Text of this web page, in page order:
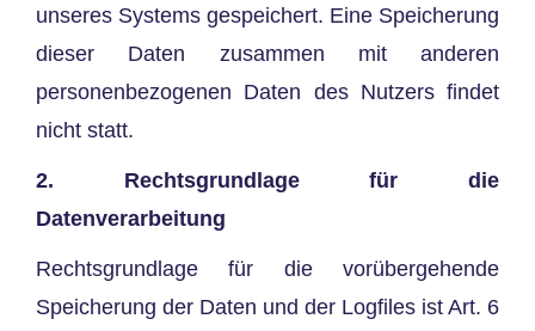
unseres Systems gespeichert. Eine Speicherung
dieser Daten zusammen mit anderen
personenbezogenen Daten des Nutzers findet
nicht statt.
2. Rechtsgrundlage für die
Datenverarbeitung
Rechtsgrundlage für die vorübergehende
Speicherung der Daten und der Logfiles ist Art. 6